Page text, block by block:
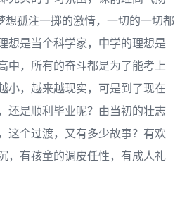
想孤注一掷的激情，一切的一切都
想是当个科学家，中学的理想是
中，所有的奋斗都是为了能考上
小，越来越现实，可是到了现在
还是顺利毕业呢？由当初的壮志
这个过渡，又有多少故事？有欢
，有孩童的调皮任性，有成人礼